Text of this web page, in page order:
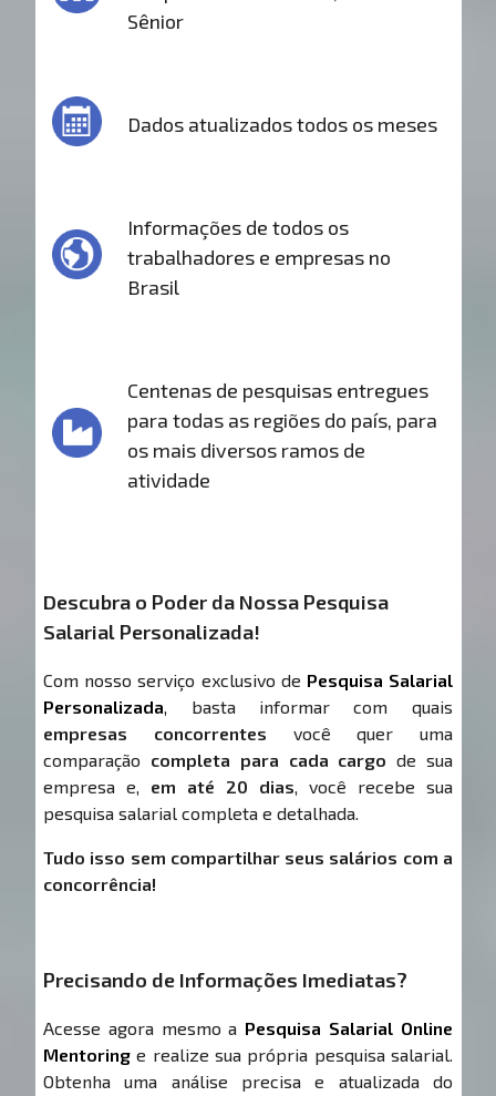
Sênior
Dados atualizados todos os meses
Informações de todos os
trabalhadores e empresas no
Brasil
Centenas de pesquisas entregues
para todas as regiões do país, para
os mais diversos ramos de
atividade
Descubra o Poder da Nossa Pesquisa
Salarial Personalizada!
Com nosso serviço exclusivo de Pesquisa Salarial
Personalizada, basta informar com quais
empresas concorrentes você quer uma
comparação completa para cada cargo de sua
empresa e, em até 20 dias, você recebe sua
pesquisa salarial completa e detalhada.
Tudo isso sem compartilhar seus salários com a
concorrência!
Precisando de Informações Imediatas?
Acesse agora mesmo a Pesquisa Salarial Online
Mentoring e realize sua própria pesquisa salarial.
Obtenha uma análise precisa e atualizada do